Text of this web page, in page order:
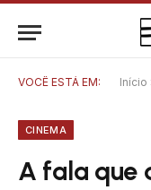
VOCÊ ESTÁ EM: Início
CINEMA
A fala que